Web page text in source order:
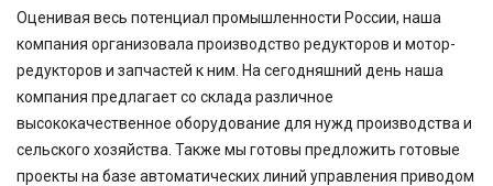
Оценивая весь потенциал промышленности России, наша
компания организовала производство редукторов и мотор-
редукторов и запчастей к ним. На сегодняшний день наша
компания предлагает со склада различное
высококачественное оборудование для нужд производства и
сельского хозяйства. Также мы готовы предложить готовые
проекты на базе автоматических линий управления приводом